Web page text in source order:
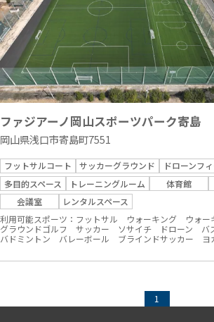
ファジアーノ岡山スポーツパーク寄島
岡山県浅口市寄島町7551
フットサルコート サッカーグラウンド
ドローンフ
多目的スペース
トレーニングルーム 体育館
会議室
レンタルスペース
利用可能スポーツ： フットサル ウォーキング
ウォー
グラウンドゴルフ
サッカー ソサイチ ドローン
バ
バドミントン
バレーボール ブラインドサッカー ヨ
1